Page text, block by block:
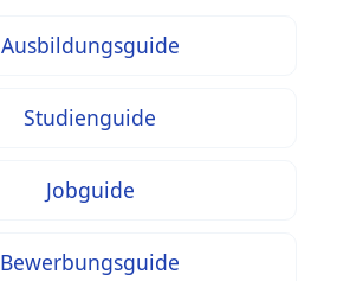
Ausbildungsguide
Studienguide
Jobguide
Bewerbungsguide